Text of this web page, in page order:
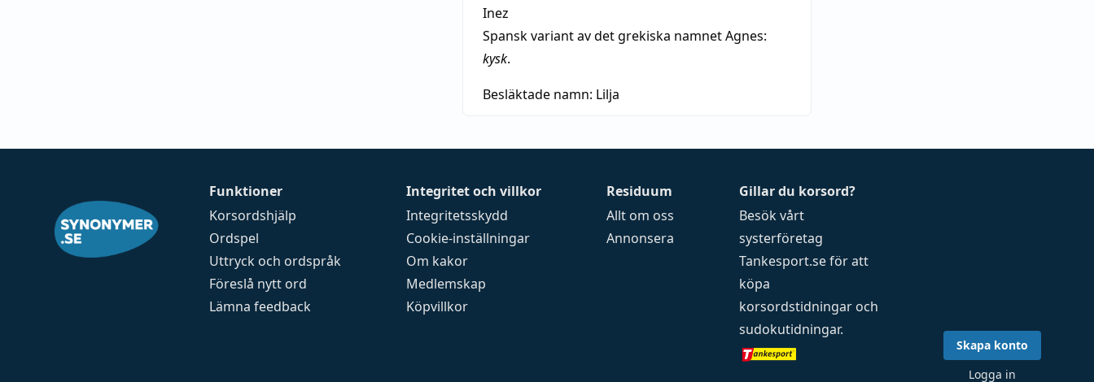
Inez
Spansk variant av det grekiska namnet Agnes:
kysk.
Besläktade namn: Lilja
Funktioner
Korsordshjälp
Ordspel
Uttryck och ordspråk
Föreslå nytt ord
Lämna feedback
Integritet och villkor
Integritetsskydd
Cookie-inställningar
Om kakor
Medlemskap
Köpvillkor
Residuum
Allt om oss
Annonsera
Gillar du korsord?
Besök vårt
systerföretag
Tankesport.seför att
köpa
korsordstidningar och
sudokutidningar.
Skapa konto
Logga in